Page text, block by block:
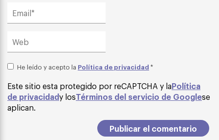
He leído y acepto la Política de privacidad *
Este sitio esta protegido por reCAPTCHA y laPolítica
de privacidady losTérminos del servicio de Googlese
aplican.